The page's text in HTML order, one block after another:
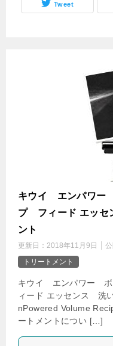
Tweet
キウイ エンパワ
プ フィード エッセ
ント
更新日： 2018年11月9日 公
トリートメント
キウイ エンパワー
ィード エッセンス 洗
nPowered Volume
ートメントについ […]